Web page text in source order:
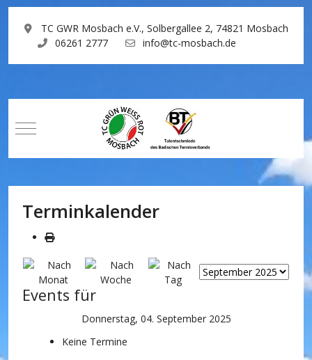
TC GWR Mosbach e.V., Solbergallee 2, 74821 Mosbach
06261 2777
info@tc-mosbach.de
Mobile Menu Toggle
Terminkalender
Events für
Donnerstag, 04. September 2025
Keine Termine